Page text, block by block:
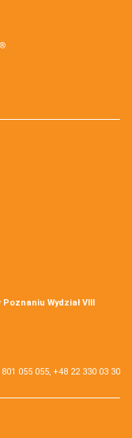
Wydział VIII
055 055, +48 22 330 03 30